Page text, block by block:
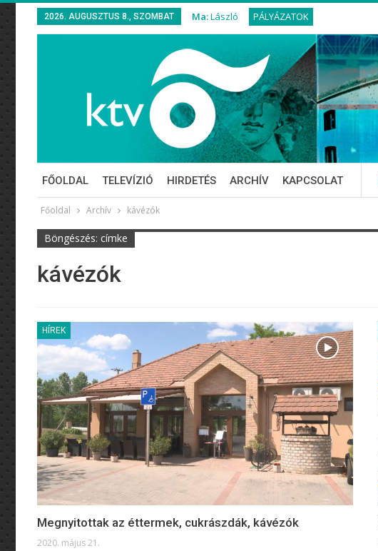
2026. AUGUSZTUS 8., SZOMBAT Ma:László PÁLYÁZATOK
FŐOLDAL TELEVÍZIÓ HIRDETÉS ARCHÍV KAPCSOLAT
Főoldal Archív kávézók
Böngészés: címke
kávézók
HÍREK
Megnyitottak az éttermek, cukrászdák, kávézók
2020. május 21.